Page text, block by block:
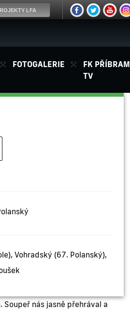
FOTOGALERIE
FK PŘÍBRAM
TV
Vohradský (67. Polanský),
nás jasně přehrával a
LFA